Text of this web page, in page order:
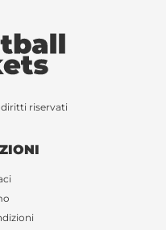
diritti riservati